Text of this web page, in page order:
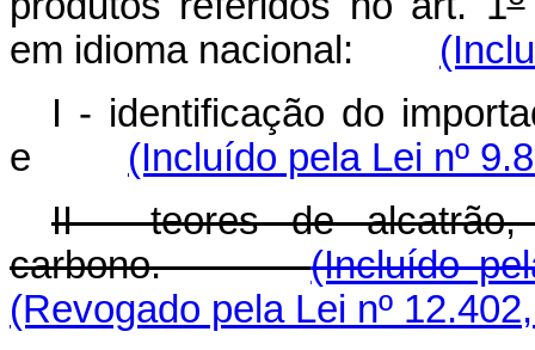
em idioma nacional:
I - identificação do
e (Incluído pela Lei nº
II - teores de
carbono.(Incluído
(Revogado pela Lei nº